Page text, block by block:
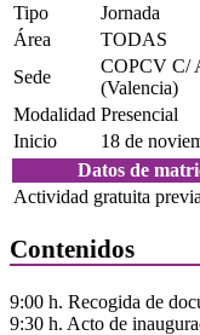
Tipo
Jornada
Área
TODAS
Sede
COPCV C/
(Valencia)
Modalidad Presencial
Inicio
18 de
Datos de
Actividad gratuita
Contenidos
9:00 h. Recogida de
9:30 h. Acto de